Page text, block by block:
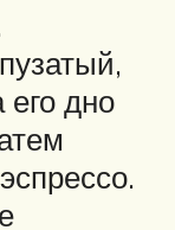
дно